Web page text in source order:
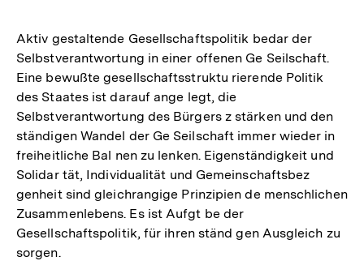
Aktiv gestaltende Gesellschaftspolitik bedar der
Selbstverantwortung in einer offenen Ge Seilschaft.
Eine bewußte gesellschaftsstruktu rierende Politik
des Staates ist darauf ange legt, die
Selbstverantwortung des Bürgers z stärken und den
ständigen Wandel der Ge Seilschaft immer wieder in
freiheitliche Bal nen zu lenken. Eigenständigkeit und
Solidar tät, Individualität und Gemeinschaftsbez
genheit sind gleichrangige Prinzipien de menschlichen
Zusammenlebens. Es ist Aufgt be der
Gesellschaftspolitik, für ihren ständ gen Ausgleich zu
sorgen.